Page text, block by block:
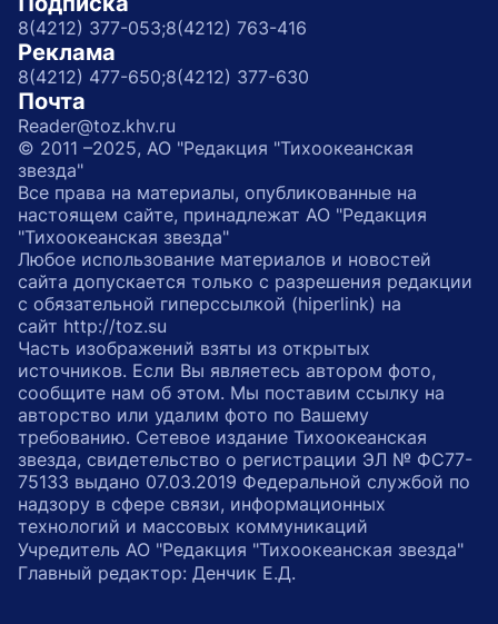
8(4212) 377-053;8(4212) 763-416
Реклама
8(4212) 477-650;8(4212) 377-630
Почта
Reader@toz.khv.ru
© 2011 –2025, АО "Редакция "Тихоокеанская
звезда"
Все права на материалы, опубликованные на
настоящем сайте, принадлежат АО "Редакция
"Тихоокеанская звезда"
Любое использование материалов и новостей
сайта допускается только с разрешения редакции
с обязательной гиперссылкой (hiperlink) на
сайт http://toz.su
Часть изображений взяты из открытых
источников. Если Вы являетесь автором фото,
сообщите нам об этом. Мы поставим ссылку на
авторство или удалим фото по Вашему
требованию. Сетевое издание Тихоокеанская
звезда, свидетельство о регистрации ЭЛ № ФС77-
75133 выдано 07.03.2019 Федеральной службой по
надзору в сфере связи, информационных
технологий и массовых коммуникаций
Учредитель АО "Редакция "Тихоокеанская звезда"
Главный редактор: Денчик Е.Д.